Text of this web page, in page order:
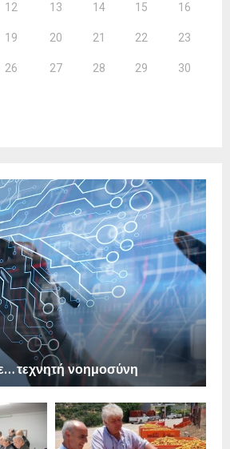
12 13 14 15 16
19 20 21 22 23
26 27 28 29 30
τεχνητή νοημοσύνη